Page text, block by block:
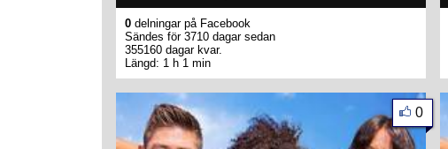
0 delningar på Facebook
Sändes för 3710 dagar sedan
355160 dagar kvar.
Längd: 1 h 1 min
0